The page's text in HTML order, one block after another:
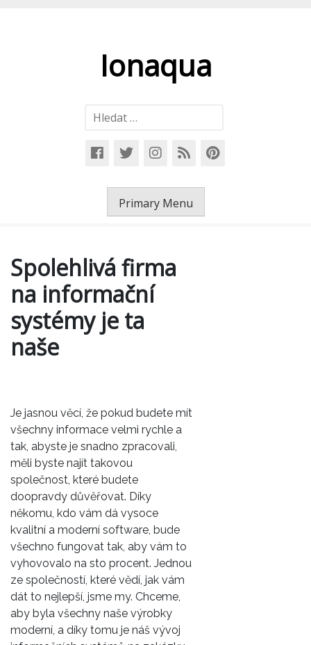
Ionaqua
Vyhledávání
Primary Menu
Spolehlivá firma
na informační
systémy je ta
naše
Je jasnou věcí, že pokud budete mít
všechny informace velmi rychle a
tak, abyste je snadno zpracovali,
měli byste najít takovou
společnost, které budete
doopravdy důvěřovat. Díky
někomu, kdo vám dá vysoce
kvalitní a moderní software, bude
všechno fungovat tak, aby vám to
vyhovovalo na sto procent. Jednou
ze společností, které vědí, jak vám
dát to nejlepší, jsme my. Chceme,
aby byla všechny naše výrobky
moderní, a díky tomu je náš vývoj